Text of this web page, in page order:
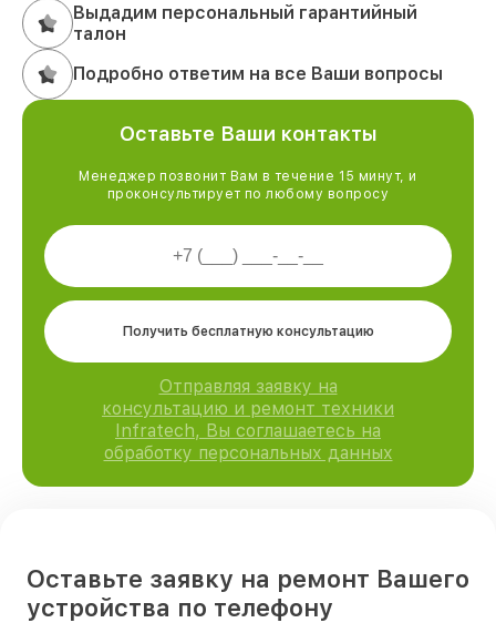
Выдадим персональный гарантийный
талон
Подробно ответим на все Ваши вопросы
Оставьте Ваши контакты
Менеджер позвонит Вам в течение 15 минут, и
проконсультирует по любому вопросу
Получить бесплатную консультацию
Отправляя заявку на
консультацию и ремонт техники
Infratech, Вы соглашаетесь на
обработку персональных данных
Оставьте заявку на ремонт Вашего
устройства по телефону